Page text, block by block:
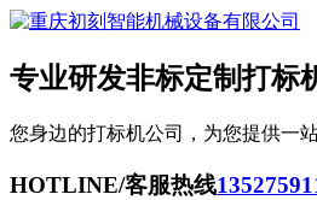
专业研发非标定制打标
您身边的打标机公司，为您提供一
HOTLINE/客服热线